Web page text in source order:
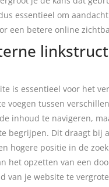
essentieel om
een betere online
is essentieel voor het
voegen tussen
inhoud te navigeren,
begrijpen. Dit draagt bij
hogere positie in de
het opzetten van een
van je website te